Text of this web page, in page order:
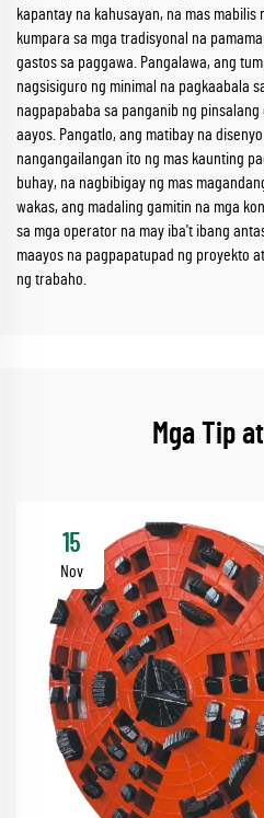
kapantay na kahusayan, na mas
kumpara sa mga tradisyonal na
gastos sa paggawa. Pangalawa, ang
nagsisiguro ng minimal na pagkaabala
nagpapababa sa panganib ng
aayos. Pangatlo, ang matibay na
nangangailangan ito ng mas kaunting
buhay, na nagbibigay ng mas
wakas, ang madaling gamitin na mga
sa mga operator na may iba't ibang
maayos na pagpapatupad ng proyekto
ng trabaho.
Mga Tip
15
Nov